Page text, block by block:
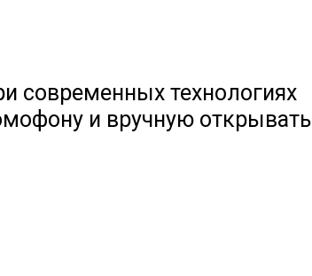
современных технологиях
и вручную открывать